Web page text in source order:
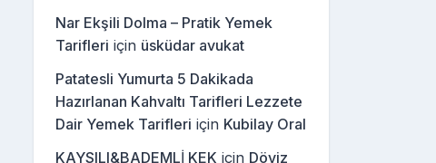
Nar Ekşili Dolma – Pratik Yemek
Tarifleri için üsküdar avukat
Patatesli Yumurta 5 Dakikada
Hazırlanan Kahvaltı Tarifleri Lezzete
Dair Yemek Tarifleri için Kubilay Oral
KAYSILI&BADEMLİ KEK için Döviz